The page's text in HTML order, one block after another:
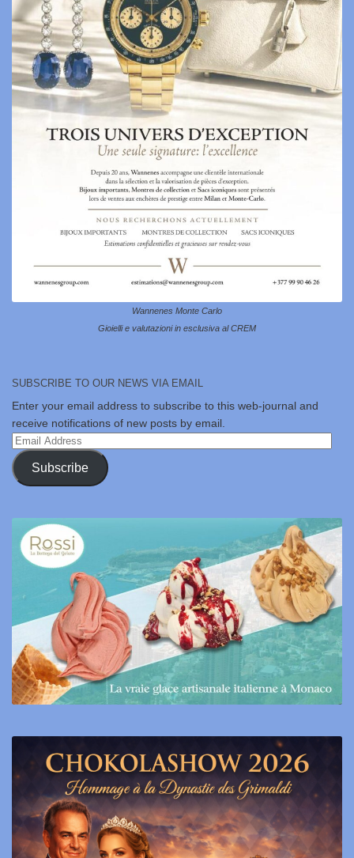
Wannenes Monte Carlo
Gioielli e valutazioni in esclusiva al CREM
SUBSCRIBE TO OUR NEWS VIA EMAIL
Enter your email address to subscribe to this web-journal and
receive notifications of new posts by email.
Email
Address
Subscribe